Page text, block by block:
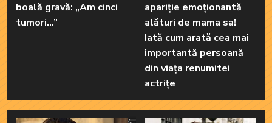
boală gravă: „Am cinci
tumori...”
apariție emoționantă
alături de mama sa!
Iată cum arată cea mai
importantă persoană
din viața renumitei
actrițe